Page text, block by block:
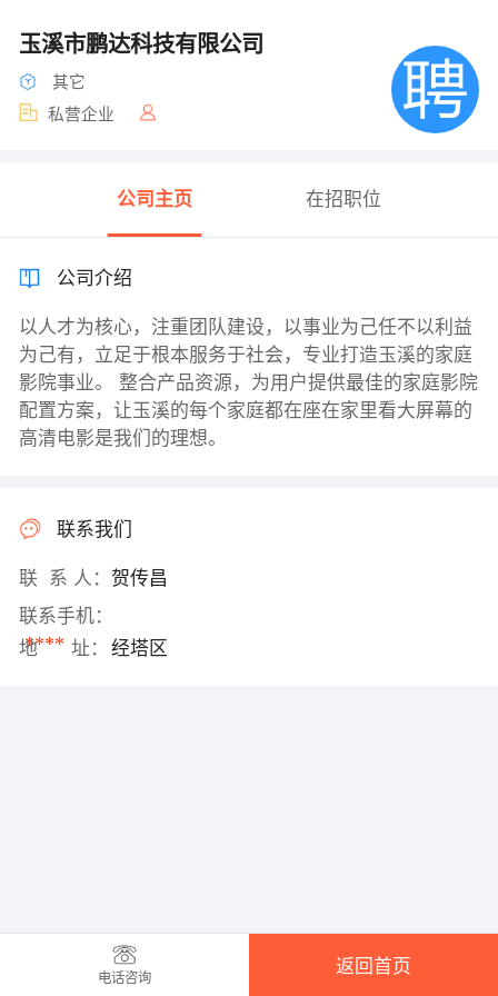
玉溪市鹏达科技有限公司
其它
私营企业
公司主页 在招职位
公司介绍
以人才为核心，注重团队建设，以事业为己任不以利益
为己有，立足于根本服务于社会，专业打造玉溪的家庭
影院事业。 整合产品资源，为用户提供最佳的家庭影院
配置方案，让玉溪的每个家庭都在座在家里看大屏幕的
高清电影是我们的理想。
联系我们
联 系 人： 贺传昌
联系手机：
****
地 址： 经塔区
电话咨询
返回首页